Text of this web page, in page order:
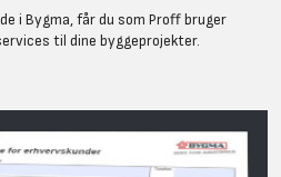
i Bygma, får du som Proff bruger
til dine byggeprojekter.